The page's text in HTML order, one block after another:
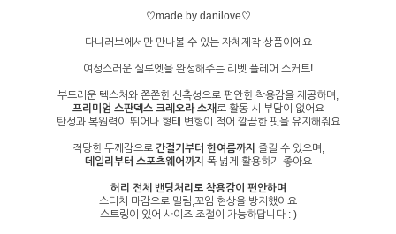
♡made by danilove♡
다니러브에서만 만나볼 수 있는 자체제작 상품이에요
여성스러운 실루엣을 완성해주는 리벳 플레어 스커트!
부드러운 텍스처와 쫀쫀한 신축성으로 편안한 착용감을 제공하며,
프리미엄 스판덱스 크레오라 소재로 활동 시 부담이 없어요
탄성과 복원력이 뛰어나 형태 변형이 적어 깔끔한 핏을 유지해줘요
적당한 두께감으로 간절기부터 한여름까지 즐길 수 있으며,
데일리부터 스포츠웨어까지 폭 넓게 활용하기 좋아요
허리 전체 밴딩처리로 착용감이 편안하며
스티치 마감으로 밀림,꼬임 현상을 방지했어요
스트링이 있어 사이즈 조절이 가능하답니다 : )